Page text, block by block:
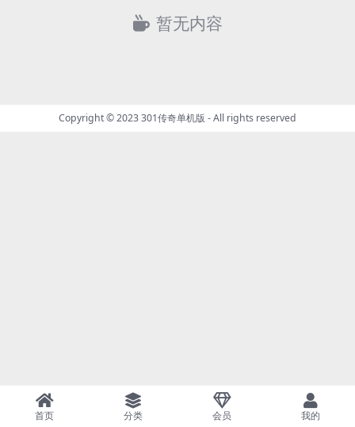
暂无内容
Copyright © 2023301传奇单机版 - All rights reserved
首页 分类 会员 我的